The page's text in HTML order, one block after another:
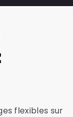
la protection
il fonctionner
l'utilisation ?
lumière est-
le
optimale du
pour un
flexibles sur